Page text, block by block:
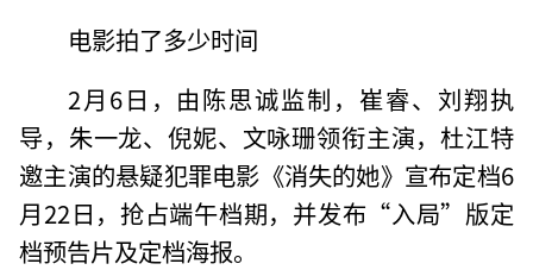
电影拍了多少时间
2月6日，由陈思诚监制，崔睿、刘翔执
导，朱一龙、倪妮、文咏珊领衔主演，杜江特
邀主演的悬疑犯罪电影《消失的她》宣布定档6
月22日，抢占端午档期，并发布“入局”版定
档预告片及定档海报。